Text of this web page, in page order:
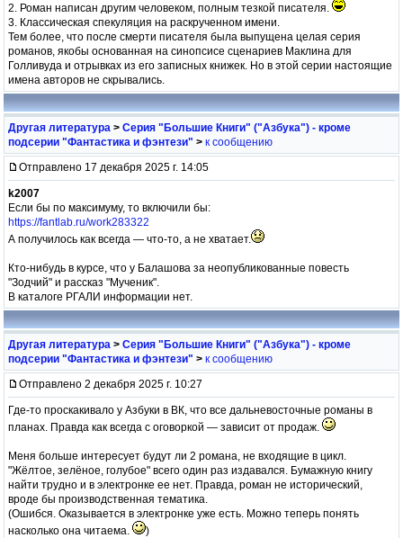
2. Роман написан другим человеком, полным тезкой писателя.
3. Классическая спекуляция на раскрученном имени.
Тем более, что после смерти писателя была выпущена целая серия
романов, якобы основанная на синопсисе сценариев Маклина для
Голливуда и отрывках из его записных книжек. Но в этой серии настоящие
имена авторов не скрывались.
Другая литература > Серия "Большие Книги" ("Азбука") - кроме
подсерии "Фантастика и фэнтези" > к сообщению
Отправлено 17 декабря 2025 г. 14:05
k2007
Если бы по максимуму, то включили бы:
https://fantlab.ru/work283322
А получилось как всегда — что-то, а не хватает.
Кто-нибудь в курсе, что у Балашова за неопубликованные повесть
"Зодчий" и рассказ "Мученик".
В каталоге РГАЛИ информации нет.
Другая литература > Серия "Большие Книги" ("Азбука") - кроме
подсерии "Фантастика и фэнтези" > к сообщению
Отправлено 2 декабря 2025 г. 10:27
Где-то проскакивало у Азбуки в ВК, что все дальневосточные романы в
планах. Правда как всегда с оговоркой — зависит от продаж.
Меня больше интересует будут ли 2 романа, не входящие в цикл.
"Жёлтое, зелёное, голубое" всего один раз издавался. Бумажную книгу
найти трудно и в электронке ее нет. Правда, роман не исторический,
вроде бы производственная тематика.
(Ошибся. Оказывается в электронке уже есть. Можно теперь понять
насколько она читаема.
)